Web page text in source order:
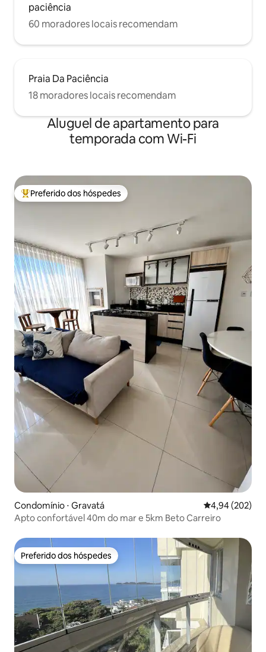
paciência
60 moradores locais recomendam
Praia Da Paciência
18 moradores locais recomendam
Aluguel de apartamento para
temporada com Wi-Fi
Entre os melhores preferidos dos hóspedes
Preferido dos hóspedes
Condomínio ⋅ Gravatá 4,94 de uma
4,94 (202)
Apto confortável 40m do mar e 5km Beto Carreiro
Preferido dos hóspedes
Preferido dos hóspedes